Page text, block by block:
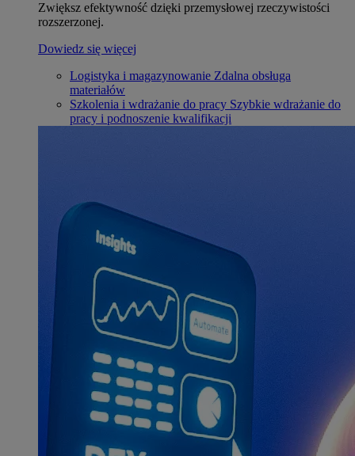
Zwiększ efektywność dzięki przemysłowej rzeczywistości
rozszerzonej.
Dowiedz się więcej
Logistyka i magazynowanie Zdalna obsługa
materiałów
Szkolenia i wdrażanie do pracy Szybkie wdrażanie do
pracy i podnoszenie kwalifikacji